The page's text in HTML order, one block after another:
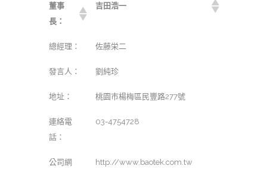
董事
長：
吉田浩一
總經理： 佐藤栄二
發言人： 劉純珍
地址： 桃園巿楊梅區民豐路277號
連絡電
話：
03-4754728
公司網
http://www.baotek.com.tw